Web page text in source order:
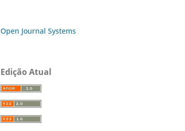
Open Journal Systems
Edição Atual